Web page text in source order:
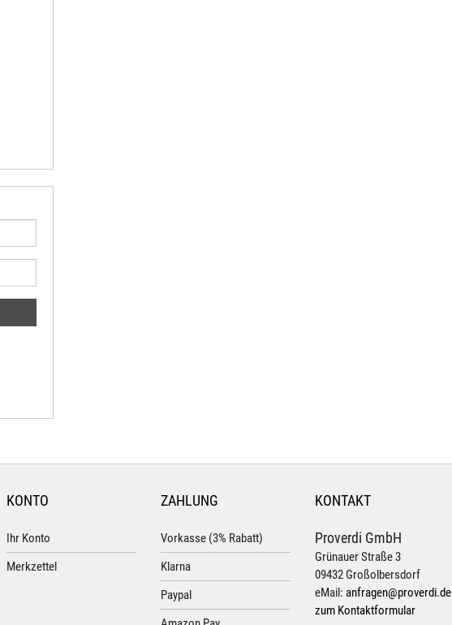
KONTO
Ihr Konto
Merkzettel
ZAHLUNG
Vorkasse (3% Rabatt)
Klarna
Paypal
KONTAKT
Proverdi GmbH
Grünauer Straße 3
09432 Großolbersdorf
eMail: anfragen@proverdi.de
zum Kontaktformular